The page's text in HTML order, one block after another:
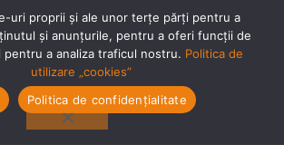
uri proprii și ale unor terțe părți pentru a
și anunțurile, pentru a oferi funcții de
pentru a analiza traficul nostru. Politica de
utilizare „cookies”
Politica de confidențialitate